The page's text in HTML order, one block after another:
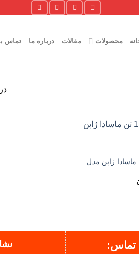
محصولات مقالات درباره ما تماس
پرس 15 تن ماسادا ژاپن مدل
تماس: